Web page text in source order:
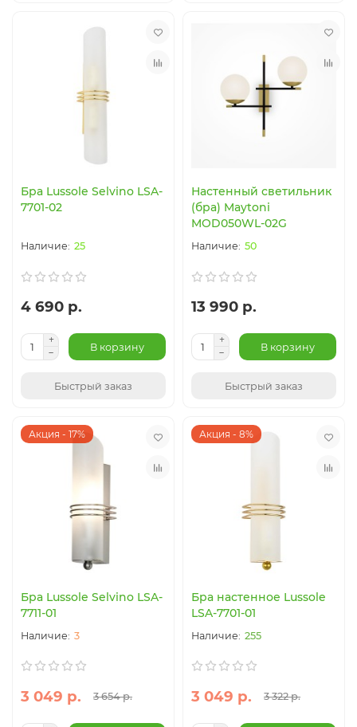
Бра Lussole Selvino LSA-
7701-02
25
4 690 р.
В корзину
Быстрый заказ
Настенный светильник
(бра) Maytoni
MOD050WL-02G
50
13 990 р.
В корзину
Быстрый заказ
Акция - 17%
Бра Lussole Selvino LSA-
7711-01
3
3 049 р. 3 654 р.
Акция - 8%
Бра настенное Lussole
LSA-7701-01
255
3 049 р. 3 322 р.